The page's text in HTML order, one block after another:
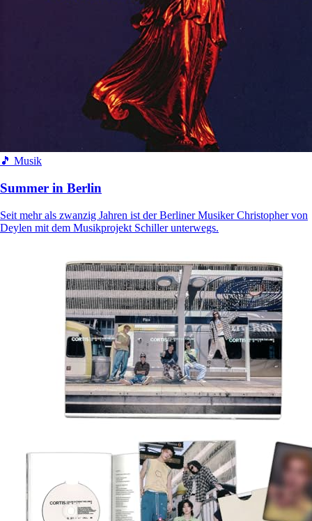
🎵 Musik
Summer in Berlin
Seit mehr als zwanzig Jahren ist der Berliner Musiker Christopher von
Deylen mit dem Musikprojekt Schiller unterwegs.